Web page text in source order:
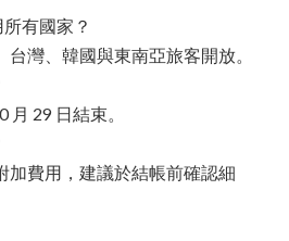
有國家？
灣、韓國與東南亞旅客開放。
月 29 日結束。
加費用，建議於結帳前確認細